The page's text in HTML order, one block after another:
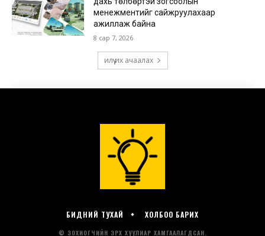
БИДНИЙ ТУХАЙ ХОЛБОО БАРИХ
© ЗОХИОГЧИЙН ЭРХ ХУУЛИАР ХАМГААЛАГДСАН.